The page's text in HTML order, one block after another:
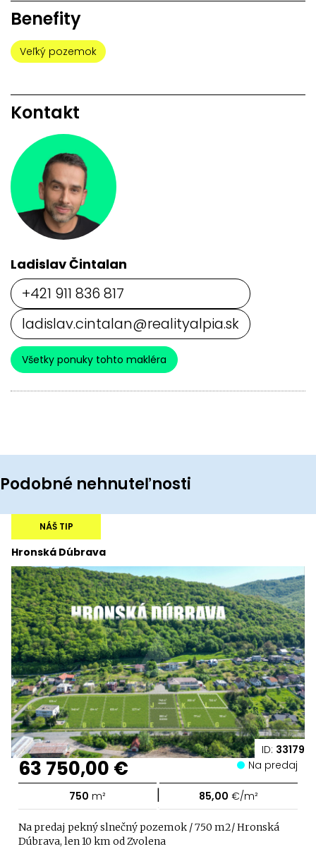
Benefity
Veľký pozemok
Kontakt
Ladislav Čintalan
+421 911 836 817
ladislav.cintalan@realityalpia.sk
Všetky ponuky tohto makléra
Podobné nehnuteľnosti
ID: 33179
Hronská Dúbrava
NÁŠ TIP
63 750,00 € Na predaj
750 m² | 85,00 €/m²
Na predaj pekný slnečný pozemok / 750 m2/ Hronská
Dúbrava, len 10 km od Zvolena